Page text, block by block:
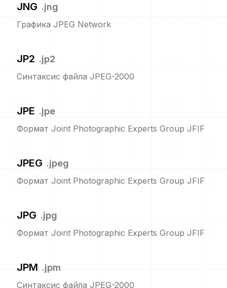
JNG .jng
Графика JPEG Network
JP2 .jp2
Синтаксис файла JPEG-2000
JPE .jpe
Формат Joint Photographic Experts Group JFIF
JPEG .jpeg
Формат Joint Photographic Experts Group JFIF
JPG .jpg
Формат Joint Photographic Experts Group JFIF
JPM .jpm
Синтаксис файла JPEG-2000